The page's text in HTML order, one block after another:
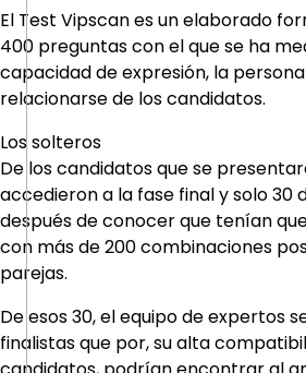
El Test Vipscan es un elaborado
400 preguntas con el que se ha
capacidad de expresión, la
relacionarse de los candidatos.
Los solteros
De los candidatos que se
accedieron a la fase final y solo 30
después de conocer que tenían
con más de 200 combinaciones
parejas.
De esos 30, el equipo de expertos
finalistas que por, su alta